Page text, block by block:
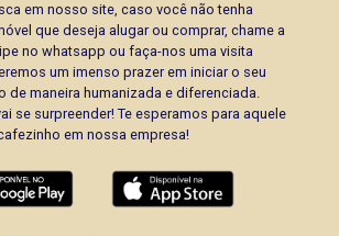
em nosso site, caso você não tenha
que deseja alugar ou comprar, chame a
no whatsapp ou faça-nos uma visita
um imenso prazer em iniciar o seu
de maneira humanizada e diferenciada.
se surpreender! Te esperamos para aquele
em nossa empresa!